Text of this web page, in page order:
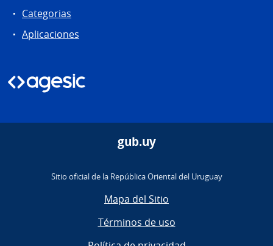
Categorias
Aplicaciones
gub.uy
Sitio oficial de la República Oriental del Uruguay
Mapa del Sitio
Términos de uso